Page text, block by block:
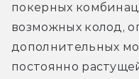
покерных
возможных колод,
дополнительных
постоянно